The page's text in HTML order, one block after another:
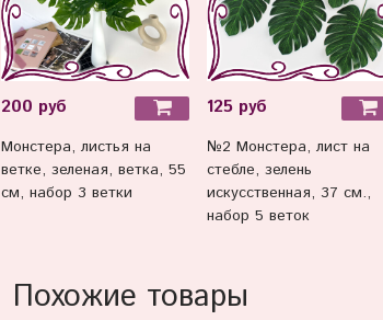
200 руб
Монстера, листья на
ветке, зеленая, ветка, 55
см, набор 3 ветки
125 руб
№2 Монстера, лист на
стебле, зелень
искусственная, 37 см.,
набор 5 веток
Похожие товары